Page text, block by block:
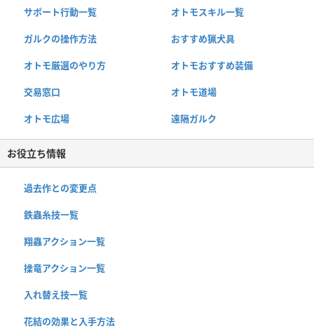
サポート行動一覧 オトモスキル一覧
ガルクの操作方法 おすすめ猟犬具
オトモ厳選のやり方 オトモおすすめ装備
交易窓口 オトモ道場
オトモ広場 遠隔ガルク
お役立ち情報
過去作との変更点
鉄蟲糸技一覧
翔蟲アクション一覧
操竜アクション一覧
入れ替え技一覧
花結の効果と入手方法